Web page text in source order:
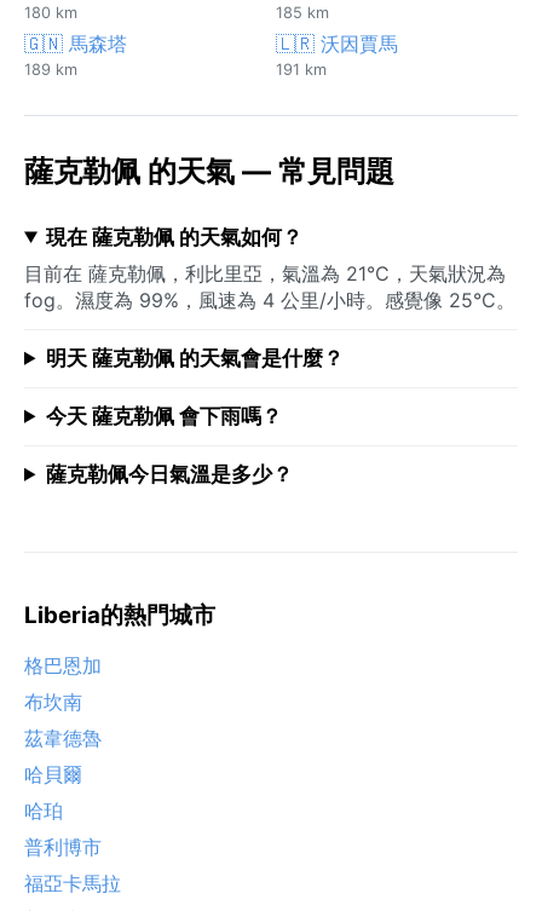
180 km 185 km
🇬🇳 馬森塔
189 km
🇱🇷 沃因賈馬
191 km
薩克勒佩 的天氣 — 常見問題
現在 薩克勒佩 的天氣如何？
目前在 薩克勒佩，利比里亞，氣溫為 21°C，天氣狀況為
fog。濕度為 99%，風速為 4 公里/小時。感覺像 25°C。
明天 薩克勒佩 的天氣會是什麼？
今天 薩克勒佩 會下雨嗎？
薩克勒佩今日氣溫是多少？
Liberia的熱門城市
格巴恩加
布坎南
茲韋德魯
哈貝爾
哈珀
普利博市
福亞卡馬拉